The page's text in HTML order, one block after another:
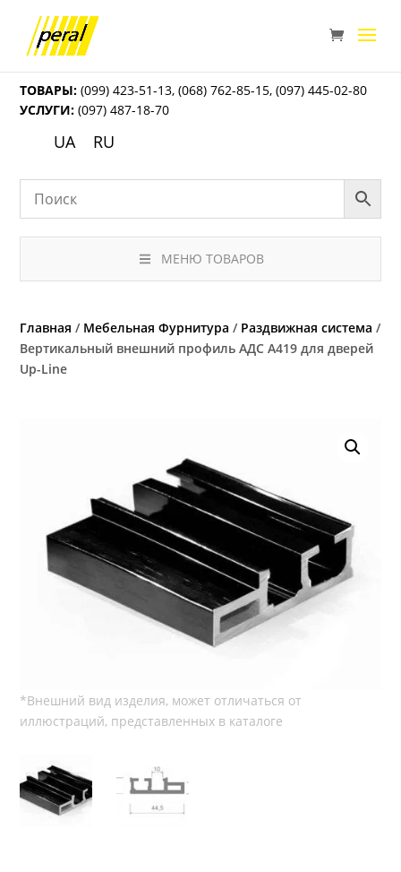
ТОВАРЫ: (099) 423-51-13,(068) 762-85-15,(097) 445-02-80
УСЛУГИ: (097) 487-18-70
UA RU
МЕНЮ ТОВАРОВ
Главная / Мебельная Фурнитура / Раздвижная система /
Вертикальный внешний профиль АДС А419 для дверей
Up-Line